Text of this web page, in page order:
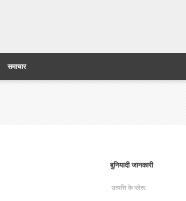
समाचार
बुनियादी जानकारी
उत्पत्ति के प्लेस: